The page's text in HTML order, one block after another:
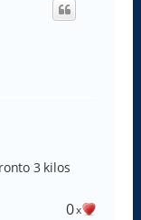
3 kilos
0x